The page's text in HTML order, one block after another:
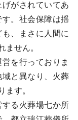
がされていてあ
。社会保障は揺
、まさに人間に
ません。
を行っておりま
と異なり、火葬
ます。
る火葬場七か所